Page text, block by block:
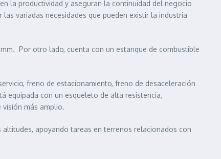
la productividad y aseguran la continuidad del negocio
variadas necesidades que pueden existir la industria
Por otro lado, cuenta con un estanque de combustible
freno de estacionamiento, freno de desaceleración
equipada con un esqueleto de alta resistencia,
visión más amplio.
apoyando tareas en terrenos relacionados con